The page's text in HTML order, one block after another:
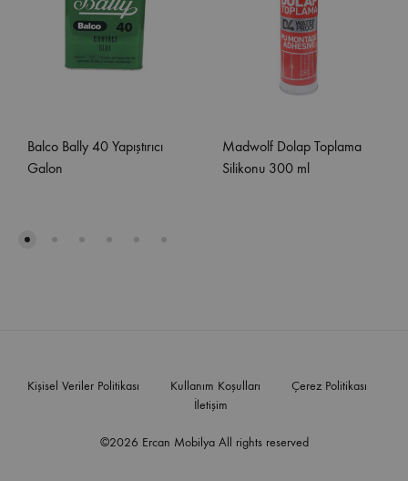
Balco Bally 40 Yapıştırıcı
Galon
Madwolf Dolap Toplama
Silikonu 300 ml
©2026 Ercan Mobilya All rights reserved
Kişisel Veriler Politikası Kullanım Koşulları
Çerez Politikası
İletişim